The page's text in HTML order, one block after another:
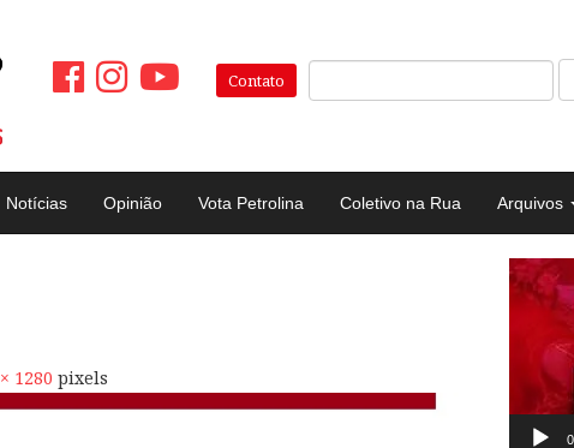
Contato
Notícias Opinião Vota Petrolina Coletivo na Rua Arquivos
× 1280 pixels
vídeo